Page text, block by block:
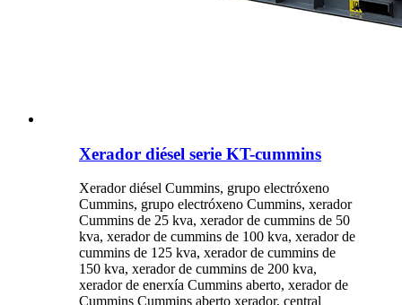
Xerador diésel serie KT-cummins
Xerador diésel Cummins, grupo electróxeno
Cummins, grupo electróxeno Cummins, xerador
Cummins de 25 kva, xerador de cummins de 50
kva, xerador de cummins de 100 kva, xerador de
cummins de 125 kva, xerador de cummins de
150 kva, xerador de cummins de 200 kva,
xerador de enerxía Cummins aberto, xerador de
Cummins Cummins aberto xerador, central